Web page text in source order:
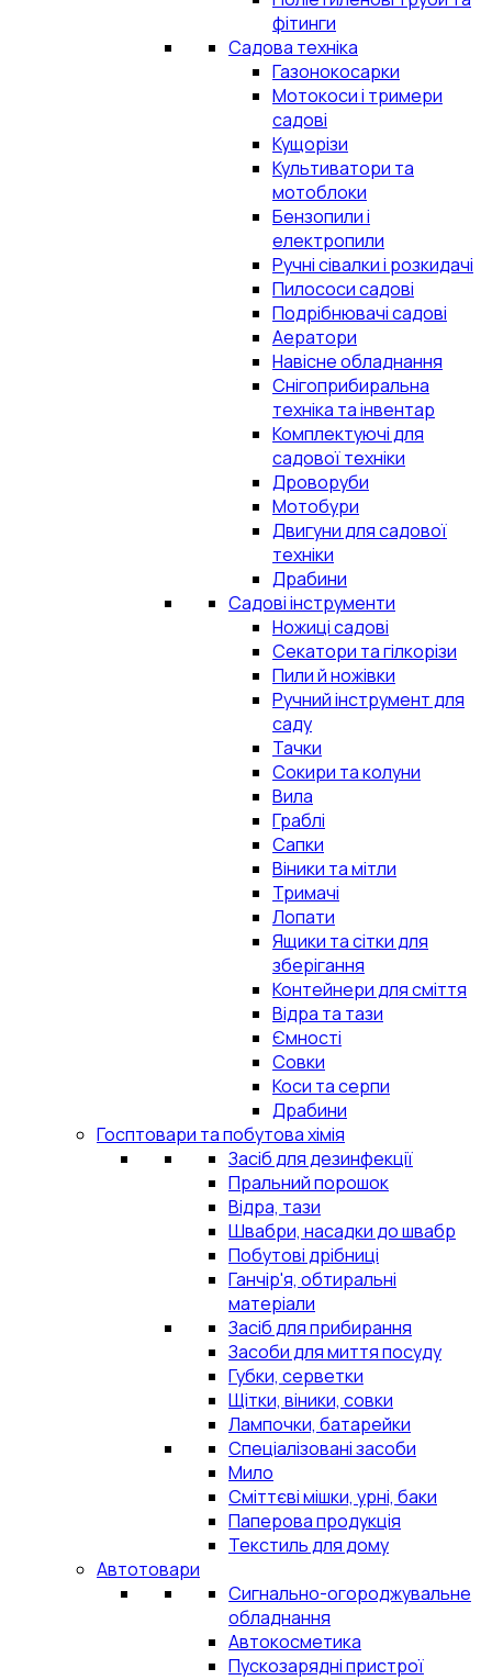
фітинги
Садова техніка
Газонокосарки
Мотокоси і тримери
садові
Кущорізи
Культиватори та
мотоблоки
Бензопили і
електропили
Ручні сівалки і розкидачі
Пилососи садові
Подрібнювачі садові
Аератори
Навісне обладнання
Снігоприбиральна
техніка та інвентар
Комплектуючі для
садової техніки
Дроворуби
Мотобури
Двигуни для садової
техніки
Драбини
Садові інструменти
Ножиці садові
Секатори та гілкорізи
Пили й ножівки
Ручний інструмент для
саду
Тачки
Сокири та колуни
Вила
Граблі
Сапки
Віники та мітли
Тримачі
Лопати
Ящики та сітки для
зберігання
Контейнери для сміття
Відра та тази
Ємності
Совки
Коси та серпи
Драбини
Госптовари та побутова хімія
Засіб для дезинфекції
Пральний порошок
Відра, тази
Швабри, насадки до швабр
Побутові дрібниці
Ганчір'я, обтиральні
матеріали
Засіб для прибирання
Засоби для миття посуду
Губки, серветки
Щітки, віники, совки
Лампочки, батарейки
Спеціалізовані засоби
Мило
Сміттєві мішки, урні, баки
Паперова продукція
Текстиль для дому
Автотовари
Сигнально-огороджувальне
обладнання
Автокосметика
Пускозарядні пристрої